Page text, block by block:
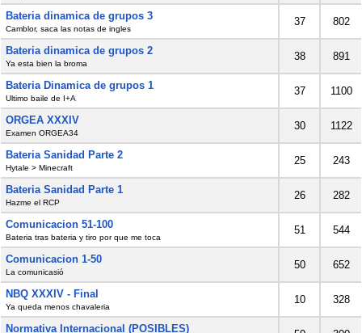
Bateria dinamica de grupos 3
Camblor, saca las notas de ingles
37 802
Bateria dinamica de grupos 2
Ya esta bien la broma
38 891
Bateria Dinamica de grupos 1
Ultimo baile de I+A
37 1100
ORGEA XXXIV
Examen ORGEA34
30 1122
Bateria Sanidad Parte 2
Hytale > Minecraft
25 243
Bateria Sanidad Parte 1
Hazme el RCP
26 282
Comunicacion 51-100
Bateria tras bateria y tiro por que me toca
51 544
Comunicacion 1-50
La comunicasió
50 652
NBQ XXXIV - Final
Ya queda menos chavaleria
10 328
Normativa Internacional (POSIBLES)